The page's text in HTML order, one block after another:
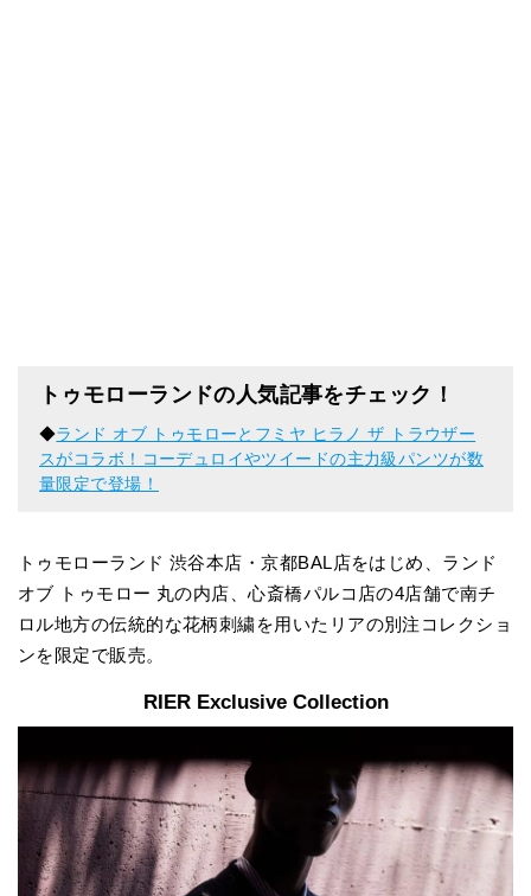
トゥモローランドの人気記事をチェック！
◆ランド オブ トゥモローとフミヤ ヒラノ ザ トラウザー
スがコラボ！コーデュロイやツイードの主力級パンツが数
量限定で登場！
トゥモローランド 渋谷本店・京都BAL店をはじめ、ランド
オブ トゥモロー 丸の内店、心斎橋パルコ店の4店舗で南チ
ロル地方の伝統的な花柄刺繍を用いたリアの別注コレクショ
ンを限定で販売。
RIER Exclusive Collection